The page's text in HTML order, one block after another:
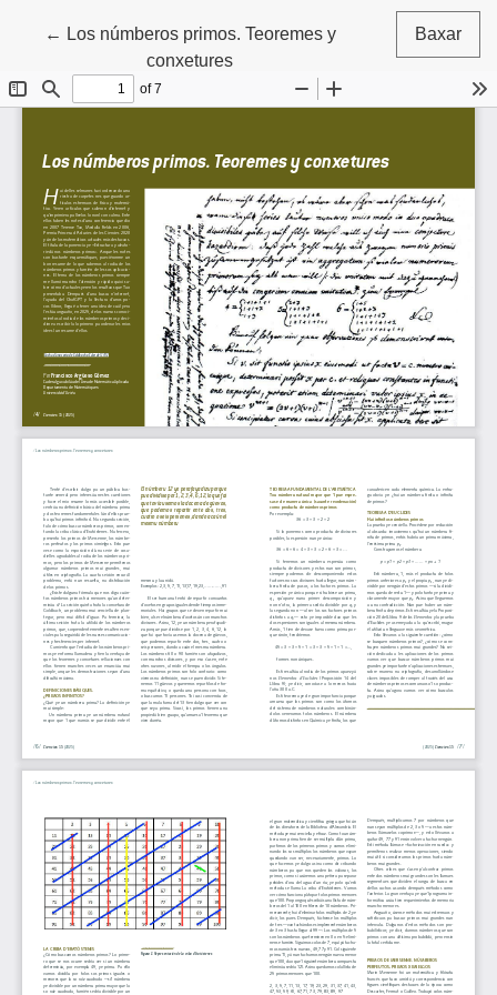
← Volver a los detalles del artículu
Los númberos primos. Teoremes y
conxetures
Baxar